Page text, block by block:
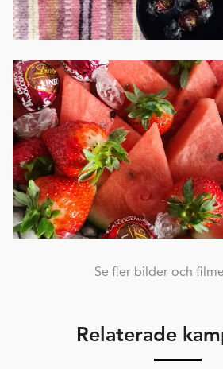
Se fler bilder och
Relaterade